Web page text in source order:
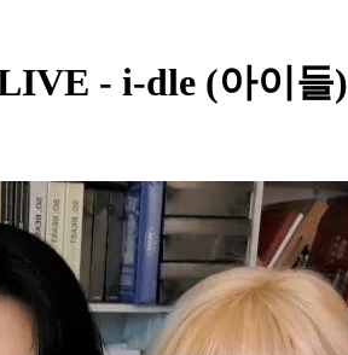
- i-dle (아이들)